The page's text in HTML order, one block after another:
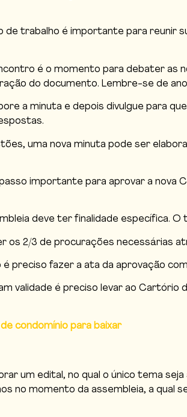
de trabalho é importante para reunir
é o momento para debater as
do documento. Lembre-se de
a minuta e depois divulgue para
uma nova minuta pode ser
importante para aprovar a nova
deve ter finalidade específica.
os 2/3 de procurações necessárias
é preciso fazer a ata da aprovação
validade é preciso levar ao Cartório
de condomínio para baixar
um edital, no qual o único tema
no momento da assembleia, a